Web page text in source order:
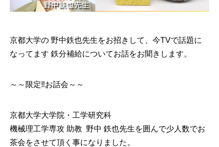
京都大学の 野中鉄也先生をお招きして、今TVで話題に
なってます 鉄分補給についてお話をお聞きします。
～～限定‼️お話会～～
京都大学大学院・工学研究科
機械理工学専攻 助教 野中 鉄也先生を囲んで少人数でお
茶会をさせて頂く事になりました。